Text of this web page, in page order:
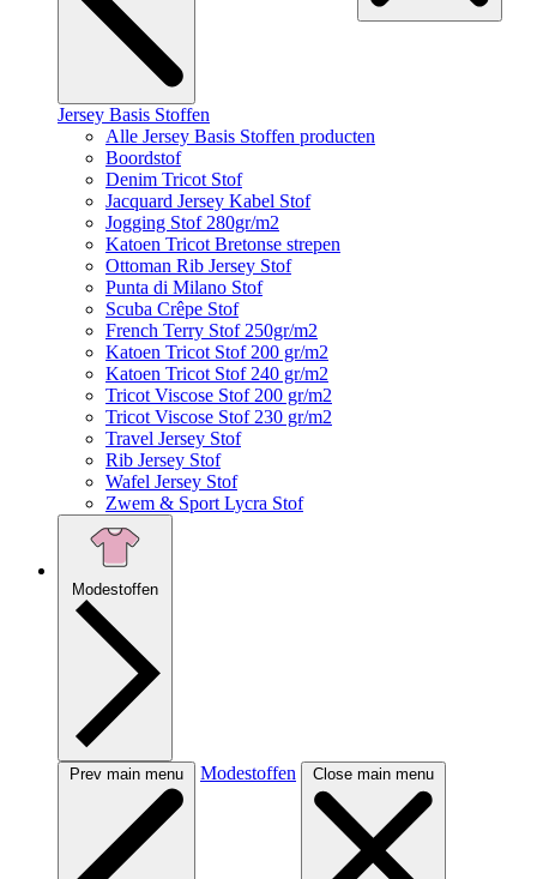
Jersey Basis Stoffen
Alle Jersey Basis Stoffen producten
Boordstof
Denim Tricot Stof
Jacquard Jersey Kabel Stof
Jogging Stof 280gr/m2
Katoen Tricot Bretonse strepen
Ottoman Rib Jersey Stof
Punta di Milano Stof
Scuba Crêpe Stof
French Terry Stof 250gr/m2
Katoen Tricot Stof 200 gr/m2
Katoen Tricot Stof 240 gr/m2
Tricot Viscose Stof 200 gr/m2
Tricot Viscose Stof 230 gr/m2
Travel Jersey Stof
Rib Jersey Stof
Wafel Jersey Stof
Zwem & Sport Lycra Stof
Modestoffen
Prev main menu Modestoffen Close main menu